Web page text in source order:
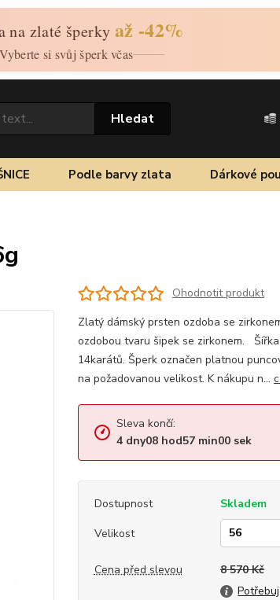
na zlaté šperky až -42%
si svůj šperk včas
Hledat
Podle barvy zlata Dárkové
Ohodnotit produkt
Zlatý dámský prsten ozdoba se
ozdobou tvaru šipek se zirkonem.
14karátů. Šperk označen platnou
na požadovanou velikost. K nákupu n...
Sleva končí:
4 dny08hod56min59sek
Dostupnost
Skladem
Velikost
Cena před slevou
8 570 Kč